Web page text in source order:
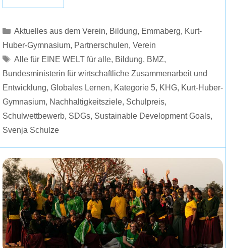
Kategorien
Aktuelles aus dem Verein, Bildung, Emmaberg, Kurt-
Huber-Gymnasium, Partnerschulen, Verein
Schlagwörter
Alle für EINE WELT für alle, Bildung, BMZ,
Bundesministerin für wirtschaftliche Zusammenarbeit und
Entwicklung, Globales Lernen, Kategorie 5, KHG, Kurt-Huber-
Gymnasium, Nachhaltigkeitsziele, Schulpreis,
Schulwettbewerb, SDGs, Sustainable Development Goals,
Svenja Schulze